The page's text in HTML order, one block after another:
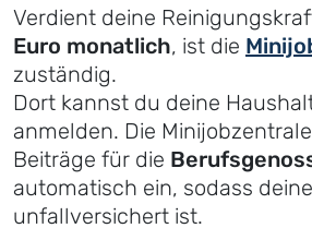
Verdient deine
Euro monatlich, ist die
zuständig.
Dort kannst du deine
anmelden. Die
Beiträge für die
automatisch ein, sodass
unfallversichert ist.